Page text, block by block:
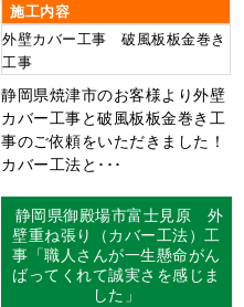
施工内容
外壁カバー工事 破風板板金巻き
工事
静岡県焼津市のお客様より外壁
カバー工事と破風板板金巻き工
事のご依頼をいただきました！
カバー工法と･･･
静岡県御殿場市富士見原 外
壁重ね張り（カバー工法）工
事「職人さんが一生懸命がん
ばってくれて誠実さを感じま
した」